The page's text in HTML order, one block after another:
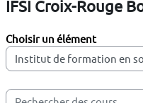
IFSI Croix-Rouge
Catégories de cours
Rechercher des cours